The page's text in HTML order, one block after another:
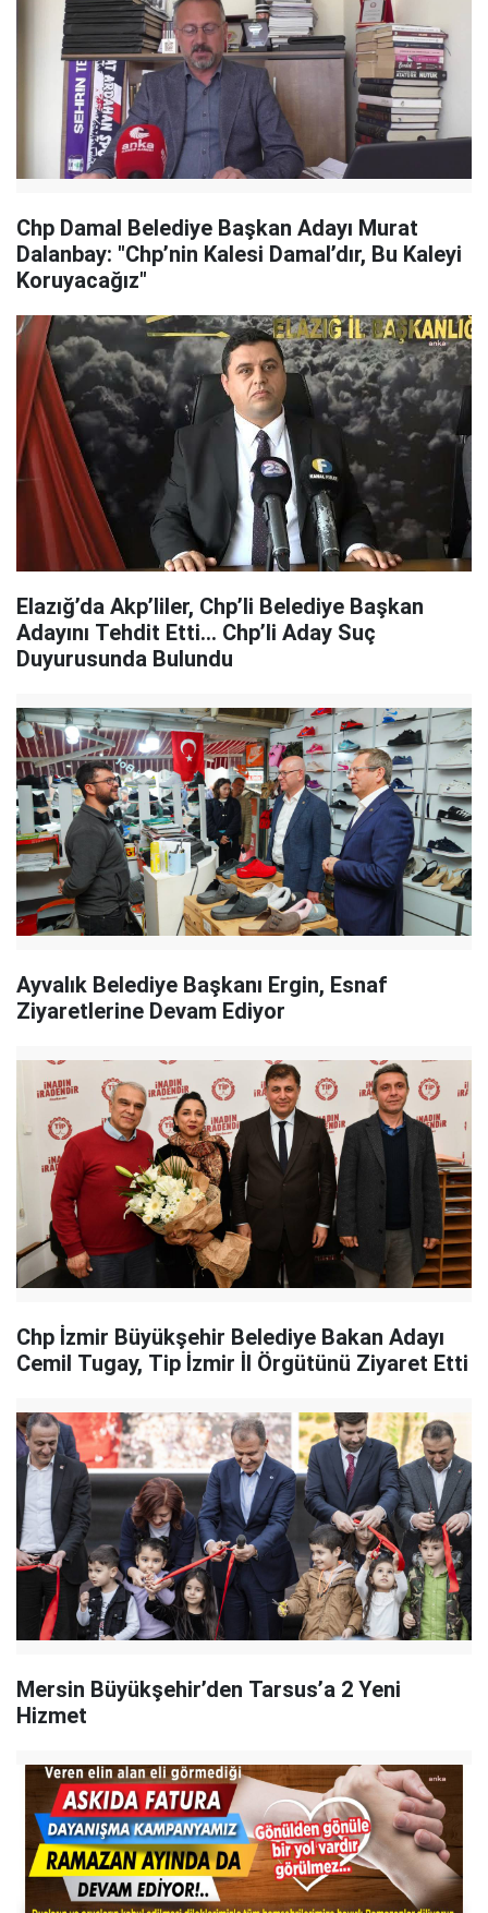
Chp Damal Belediye Başkan Adayı Murat
Dalanbay: "Chp’nin Kalesi Damal’dır, Bu Kaleyi
Koruyacağız"
Elazığ’da Akp’liler, Chp’li Belediye Başkan
Adayını Tehdit Etti… Chp’li Aday Suç
Duyurusunda Bulundu
Ayvalık Belediye Başkanı Ergin, Esnaf
Ziyaretlerine Devam Ediyor
Chp İzmir Büyükşehir Belediye Bakan Adayı
Cemil Tugay, Tip İzmir İl Örgütünü Ziyaret Etti
Mersin Büyükşehir’den Tarsus’a 2 Yeni
Hizmet